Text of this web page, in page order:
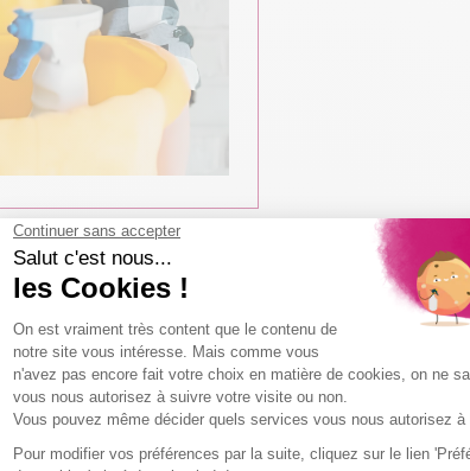
NOS SERVICES